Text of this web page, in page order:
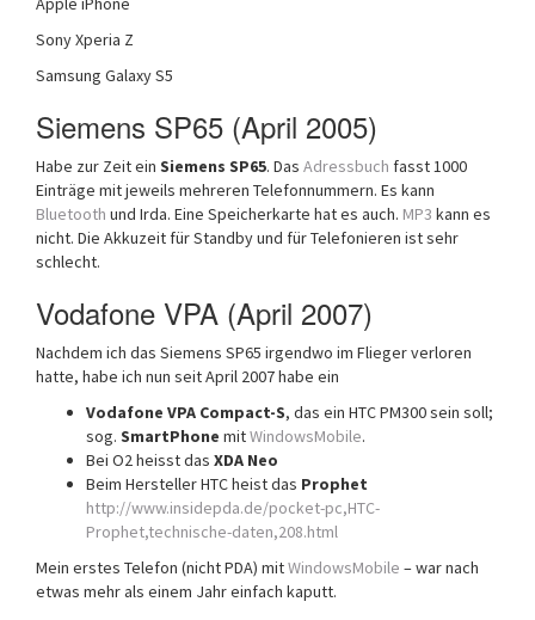
Sony Xperia Z
Samsung Galaxy S5
Siemens SP65 (April 2005)
Habe zur Zeit ein Siemens SP65. Das Adressbuch fasst 1000
Einträge mit jeweils mehreren Telefonnummern. Es kann
Bluetooth und Irda. Eine Speicherkarte hat es auch. MP3 kann es
nicht. Die Akkuzeit für Standby und für Telefonieren ist sehr
schlecht.
Vodafone VPA (April 2007)
Nachdem ich das Siemens SP65 irgendwo im Flieger verloren
hatte, habe ich nun seit April 2007 habe ein
Vodafone VPA Compact-S, das ein HTC PM300 sein soll;
sog. SmartPhone mitWindowsMobile.
Bei O2 heisst das XDA Neo
Beim Hersteller HTC heist das Prophet
http://www.insidepda.de/pocket-pc,HTC-
Prophet,technische-daten,208.html
Mein erstes Telefon (nicht PDA) mitWindowsMobile – war nach
etwas mehr als einem Jahr einfach kaputt.